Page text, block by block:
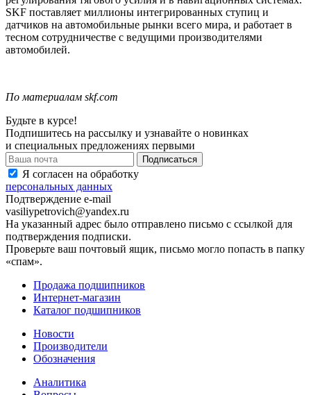
SKF поставляет миллионы интегрированных ступиц и
датчиков на автомобильные рынки всего мира, и работает в
тесном сотрудничестве с ведущими производителями
автомобилей.
По материалам skf.com
Будьте в курсе!
Подпишитесь на рассылку и узнавайте о новинках
и специальных предложениях первыми
Я согласен на обработку
персональных данных
Подтверждение e-mail
vasiliypetrovich@yandex.ru
На указанный адрес было отправлено письмо с ссылкой для
подтверждения подписки.
Проверьте ваш почтовый ящик, письмо могло попасть в папку
«спам».
Продажа подшипников
Интернет-магазин
Каталог подшипников
Новости
Производители
Обозначения
Аналитика